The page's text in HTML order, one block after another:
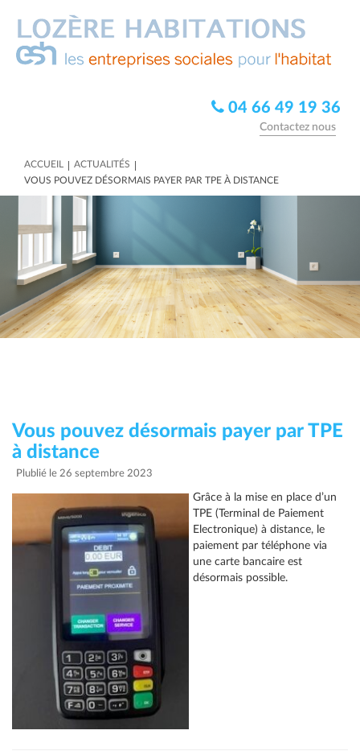
04 66 49 19 36
Contactez nous
ACCUEIL | ACTUALITÉS |
VOUS POUVEZ DÉSORMAIS PAYER PAR TPE À DISTANCE
Vous pouvez désormais payer par TPE
à distance
Plublié le 26 septembre 2023
Grâce à la mise en place d’un
TPE (Terminal de Paiement
Electronique) à distance, le
paiement par téléphone via
une carte bancaire est
désormais possible.